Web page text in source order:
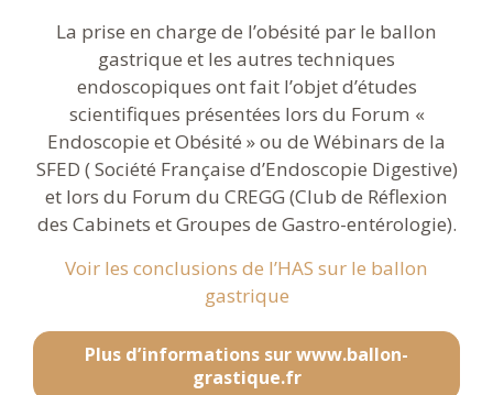
La prise en charge de l’obésité par le ballon
gastrique et les autres techniques
endoscopiques ont fait l’objet d’études
scientifiques présentées lors du Forum «
Endoscopie et Obésité » ou de Wébinars de la
SFED ( Société Française d’Endoscopie Digestive)
et lors du Forum du CREGG (Club de Réflexion
des Cabinets et Groupes de Gastro-entérologie).
Voir les conclusions de l’HAS sur le ballon
gastrique
Plus d’informations sur www.ballon-
grastique.fr